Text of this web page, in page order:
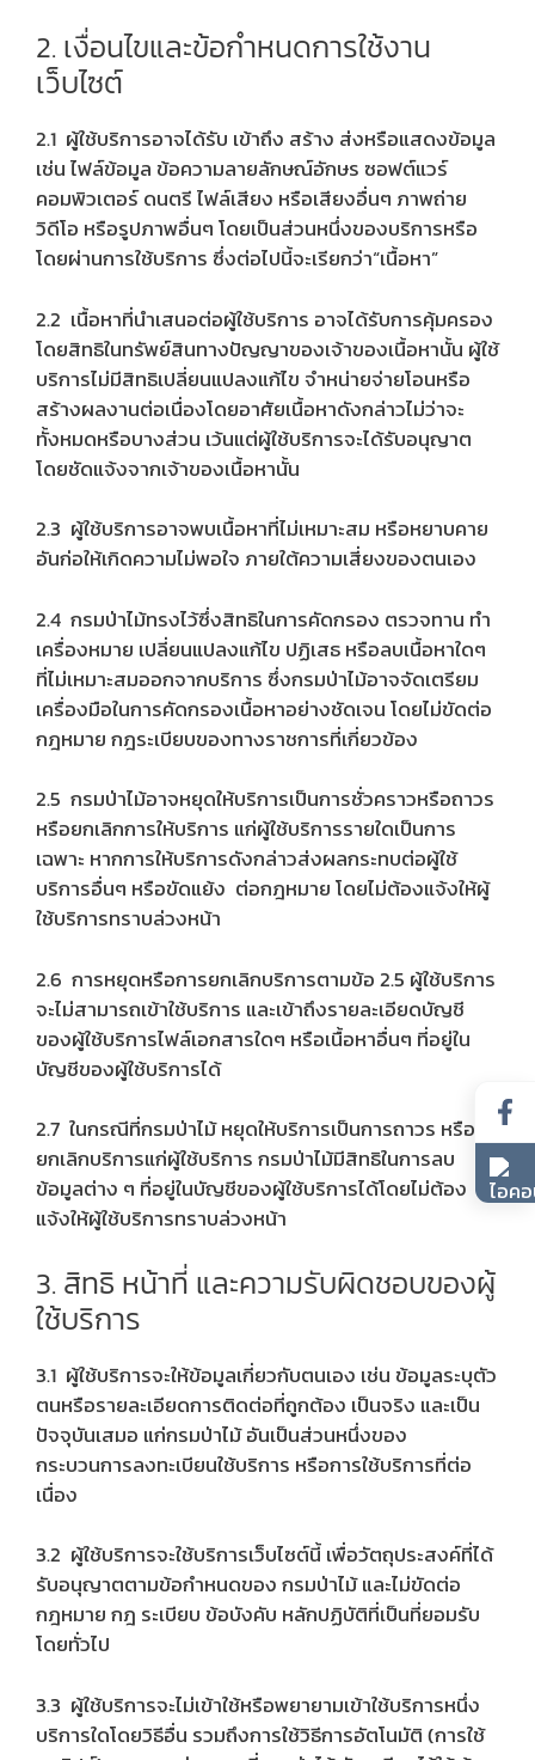
2. เงื่อนไขและข้อกำหนดการใช้งาน
เว็บไซต์
2.1 ผู้ใช้บริการอาจได้รับ เข้าถึง สร้าง ส่งหรือแสดงข้อมูล
เช่น ไฟล์ข้อมูล ข้อความลายลักษณ์อักษร ซอฟต์แวร์
คอมพิวเตอร์ ดนตรี ไฟล์เสียง หรือเสียงอื่นๆ ภาพถ่าย
วิดีโอ หรือรูปภาพอื่นๆ โดยเป็นส่วนหนึ่งของบริการหรือ
โดยผ่านการใช้บริการ ซึ่งต่อไปนี้จะเรียกว่า“เนื้อหา”
2.2 เนื้อหาที่นำเสนอต่อผู้ใช้บริการ อาจได้รับการคุ้มครอง
โดยสิทธิในทรัพย์สินทางปัญญาของเจ้าของเนื้อหานั้น ผู้ใช้
บริการไม่มีสิทธิเปลี่ยนแปลงแก้ไข จำหน่ายจ่ายโอนหรือ
สร้างผลงานต่อเนื่องโดยอาศัยเนื้อหาดังกล่าวไม่ว่าจะ
ทั้งหมดหรือบางส่วน เว้นแต่ผู้ใช้บริการจะได้รับอนุญาต
โดยชัดแจ้งจากเจ้าของเนื้อหานั้น
2.3 ผู้ใช้บริการอาจพบเนื้อหาที่ไม่เหมาะสม หรือหยาบคาย
อันก่อให้เกิดความไม่พอใจ ภายใต้ความเสี่ยงของตนเอง
2.4 กรมป่าไม้ทรงไว้ซึ่งสิทธิในการคัดกรอง ตรวจทาน ทำ
เครื่องหมาย เปลี่ยนแปลงแก้ไข ปฏิเสธ หรือลบเนื้อหาใดๆ
ที่ไม่เหมาะสมออกจากบริการ ซึ่งกรมป่าไม้อาจจัดเตรียม
เครื่องมือในการคัดกรองเนื้อหาอย่างชัดเจน โดยไม่ขัดต่อ
กฎหมาย กฎระเบียบของทางราชการที่เกี่ยวข้อง
2.5 กรมป่าไม้อาจหยุดให้บริการเป็นการชั่วคราวหรือถาวร
หรือยกเลิกการให้บริการ แก่ผู้ใช้บริการรายใดเป็นการ
เฉพาะ หากการให้บริการดังกล่าวส่งผลกระทบต่อผู้ใช้
บริการอื่นๆ หรือขัดแย้ง ต่อกฎหมาย โดยไม่ต้องแจ้งให้ผู้
ใช้บริการทราบล่วงหน้า
2.6 การหยุดหรือการยกเลิกบริการตามข้อ 2.5 ผู้ใช้บริการ
จะไม่สามารถเข้าใช้บริการ และเข้าถึงรายละเอียดบัญชี
ของผู้ใช้บริการไฟล์เอกสารใดๆ หรือเนื้อหาอื่นๆ ที่อยู่ใน
บัญชีของผู้ใช้บริการได้
2.7 ในกรณีที่กรมป่าไม้ หยุดให้บริการเป็นการถาวร หรือ
ยกเลิกบริการแก่ผู้ใช้บริการ กรมป่าไม้มีสิทธิในการลบ
ข้อมูลต่าง ๆ ที่อยู่ในบัญชีของผู้ใช้บริการได้โดยไม่ต้อง
แจ้งให้ผู้ใช้บริการทราบล่วงหน้า
3. สิทธิ หน้าที่ และความรับผิดชอบของผู้
ใช้บริการ
3.1 ผู้ใช้บริการจะให้ข้อมูลเกี่ยวกับตนเอง เช่น ข้อมูลระบุตัว
ตนหรือรายละเอียดการติดต่อที่ถูกต้อง เป็นจริง และเป็น
ปัจจุบันเสมอ แก่กรมป่าไม้ อันเป็นส่วนหนึ่งของ
กระบวนการลงทะเบียนใช้บริการ หรือการใช้บริการที่ต่อ
เนื่อง
3.2 ผู้ใช้บริการจะใช้บริการเว็บไซต์นี้ เพื่อวัตถุประสงค์ที่ได้
รับอนุญาตตามข้อกำหนดของ กรมป่าไม้ และไม่ขัดต่อ
กฎหมาย กฎ ระเบียบ ข้อบังคับ หลักปฏิบัติที่เป็นที่ยอมรับ
โดยทั่วไป
3.3 ผู้ใช้บริการจะไม่เข้าใช้หรือพยายามเข้าใช้บริการหนึ่ง
บริการใดโดยวิธีอื่น รวมถึงการใช้วิธีการอัตโนมัติ (การใช้